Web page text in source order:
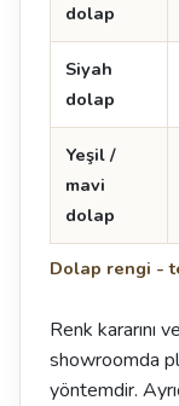
Dolap rengi -
dolap
Siyah
dolap
Yeşil /
mavi
dolap
Renk kararını
showroomda
yöntemdir.